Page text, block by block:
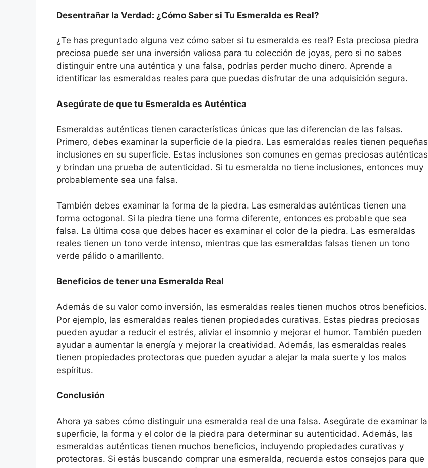
Desentrañar la Verdad: ¿Cómo Saber si Tu Esmeralda es Real?
¿Te has preguntado alguna vez cómo saber si tu esmeralda es real? Esta preciosa piedra
preciosa puede ser una inversión valiosa para tu colección de joyas, pero si no sabes
distinguir entre una auténtica y una falsa, podrías perder mucho dinero. Aprende a
identificar las esmeraldas reales para que puedas disfrutar de una adquisición segura.
Asegúrate de que tu Esmeralda es Auténtica
Esmeraldas auténticas tienen características únicas que las diferencian de las falsas.
Primero, debes examinar la superficie de la piedra. Las esmeraldas reales tienen pequeñas
inclusiones en su superficie. Estas inclusiones son comunes en gemas preciosas auténticas
y brindan una prueba de autenticidad. Si tu esmeralda no tiene inclusiones, entonces muy
probablemente sea una falsa.
También debes examinar la forma de la piedra. Las esmeraldas auténticas tienen una
forma octogonal. Si la piedra tiene una forma diferente, entonces es probable que sea
falsa. La última cosa que debes hacer es examinar el color de la piedra. Las esmeraldas
reales tienen un tono verde intenso, mientras que las esmeraldas falsas tienen un tono
verde pálido o amarillento.
Beneficios de tener una Esmeralda Real
Además de su valor como inversión, las esmeraldas reales tienen muchos otros beneficios.
Por ejemplo, las esmeraldas reales tienen propiedades curativas. Estas piedras preciosas
pueden ayudar a reducir el estrés, aliviar el insomnio y mejorar el humor. También pueden
ayudar a aumentar la energía y mejorar la creatividad. Además, las esmeraldas reales
tienen propiedades protectoras que pueden ayudar a alejar la mala suerte y los malos
espíritus.
Conclusión
Ahora ya sabes cómo distinguir una esmeralda real de una falsa. Asegúrate de examinar la
superficie, la forma y el color de la piedra para determinar su autenticidad. Además, las
esmeraldas auténticas tienen muchos beneficios, incluyendo propiedades curativas y
protectoras. Si estás buscando comprar una esmeralda, recuerda estos consejos para que